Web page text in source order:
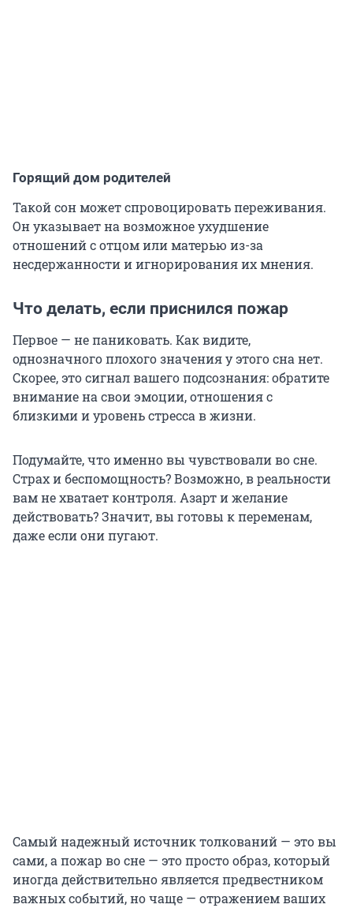
Горящий дом родителей
Такой сон может спровоцировать переживания.
Он указывает на возможное ухудшение
отношений с отцом или матерью из-за
несдержанности и игнорирования их мнения.
Что делать, если приснился пожар
Первое — не паниковать. Как видите,
однозначного плохого значения у этого сна нет.
Скорее, это сигнал вашего подсознания: обратите
внимание на свои эмоции, отношения с
близкими и уровень стресса в жизни.
Подумайте, что именно вы чувствовали во сне.
Страх и беспомощность? Возможно, в реальности
вам не хватает контроля. Азарт и желание
действовать? Значит, вы готовы к переменам,
даже если они пугают.
Самый надежный источник толкований — это вы
сами, а пожар во сне — это просто образ, который
иногда действительно является предвестником
важных событий, но чаще — отражением ваших